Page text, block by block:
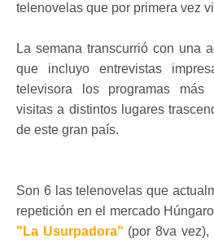
telenovelas que por primera vez
La semana transcurrió con una
que incluyo entrevistas
televisora los programas más
visitas a distintos lugares
de este gran país.
Son 6 las telenovelas que
repetición en el mercado
"La Usurpadora" (por 8va vez),